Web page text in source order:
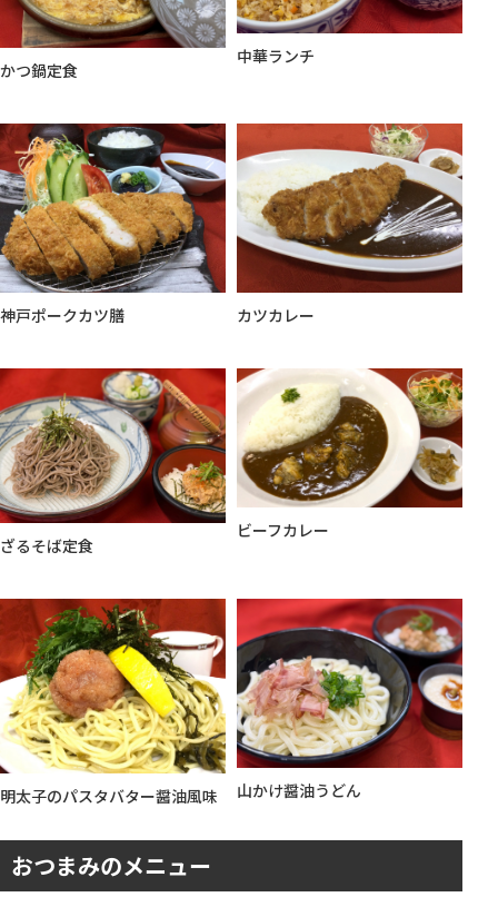
かつ鍋定食
中華ランチ
神戸ポークカツ膳 カツカレー
ざるそば定食
ビーフカレー
明太子のパスタバター醤油風味 山かけ醤油うどん
おつまみのメニュー